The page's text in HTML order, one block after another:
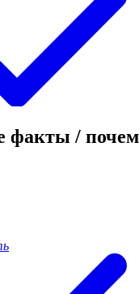
факты /